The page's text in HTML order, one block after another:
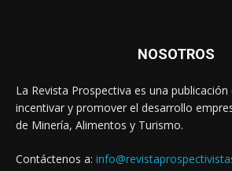
NOSOTROS
La Revista Prospectiva es una
incentivar y promover el desarrollo
de Minería, Alimentos y Turismo.
Contáctenos a: